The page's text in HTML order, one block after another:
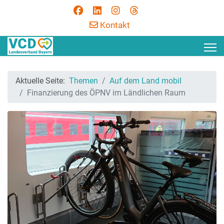
Kontakt
Aktuelle Seite: Themen
Auf dem Land mobil
Finanzierung des ÖPNV im Ländlichen Raum